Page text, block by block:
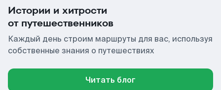
Истории и хитрости
от путешественников
Каждый день строим маршруты для вас, используя
собственные знания о путешествиях
Читать блог